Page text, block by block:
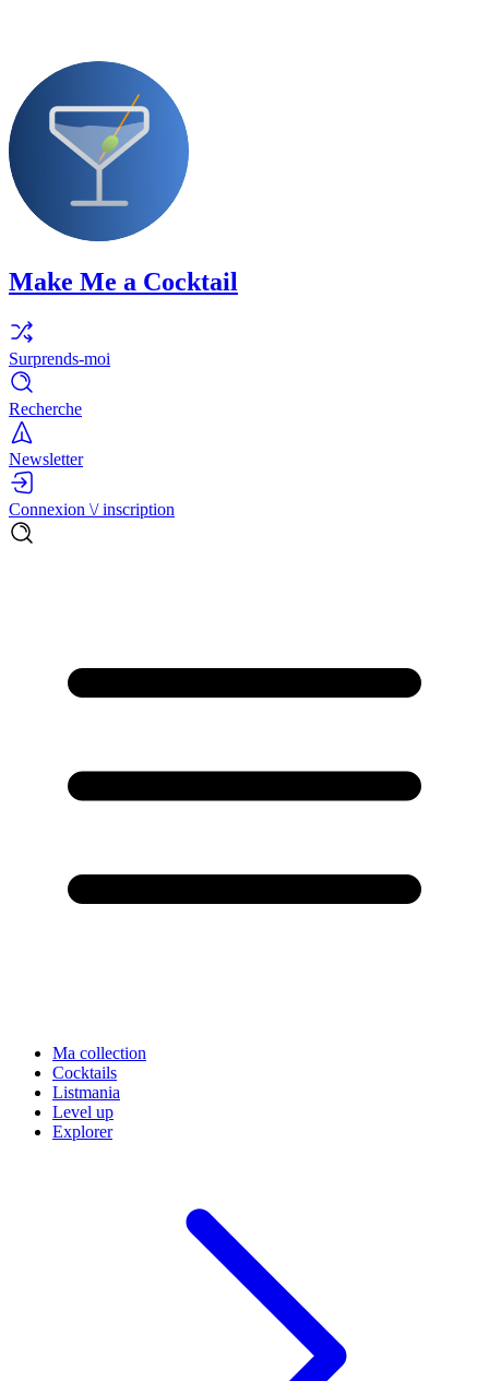
Make Me a Cocktail
Surprends-moi
Recherche
Newsletter
Connexion \/ inscription
Ma collection
Cocktails
Listmania
Level up
Explorer